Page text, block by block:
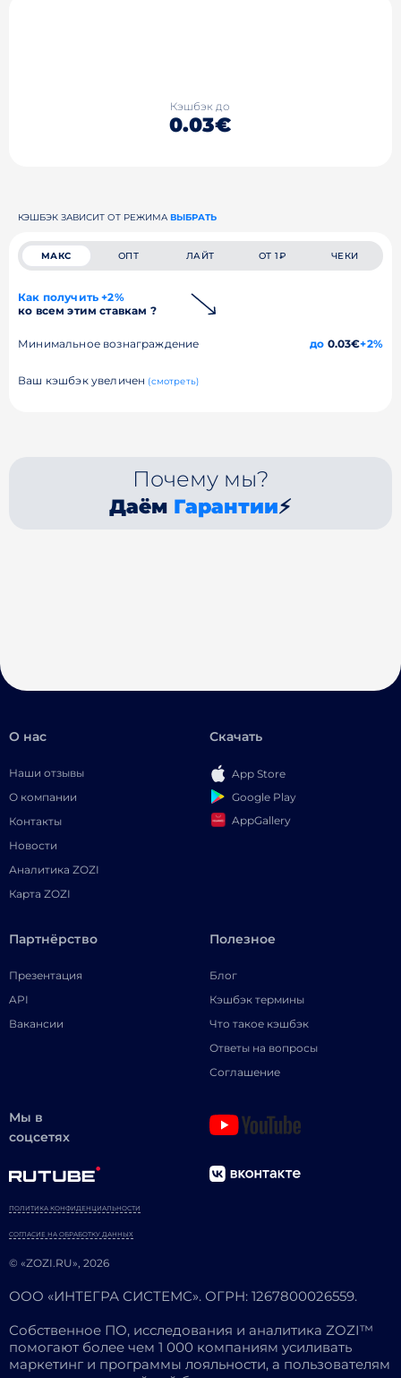
Кэшбэк до
0.03€
КЭШБЭК ЗАВИСИТ ОТ РЕЖИМА ВЫБРАТЬ
МАКС ОПТ ЛАЙТ ОТ 1₽ ЧЕКИ
Как получить +2%
ко всем этим ставкам ?
Минимальное вознаграждение до 0.03€+2%
Ваш кэшбэк увеличен (смотреть)
Почему мы?
Даём Гарантии⚡
О нас
Наши отзывы
О компании
Контакты
Новости
Аналитика ZOZI
Карта ZOZI
Скачать
App Store
Google Play
AppGallery
Партнёрство
Презентация
API
Вакансии
Полезное
Блог
Кэшбэк термины
Что такое кэшбэк
Ответы на вопросы
Соглашение
Мы в
соцсетях
© «ZOZI.RU», 2026
ПОЛИТИКА КОНФИДЕНЦИАЛЬНОСТИ
СОГЛАСИЕ НА ОБРАБОТКУ ДАННЫХ
ООО «ИНТЕГРА СИСТЕМС». ОГРН: 1267800026559.
Собственное ПО, исследования и аналитика ZOZI™
помогают более чем 1 000 компаниям усиливать
маркетинг и программы лояльности, а пользователям